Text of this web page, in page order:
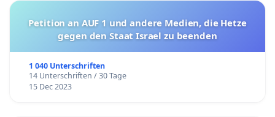
Petition an AUF 1 und andere Medien, die Hetze
gegen den Staat Israel zu beenden
1 040 Unterschriften
14 Unterschriften / 30 Tage
15 Dec 2023